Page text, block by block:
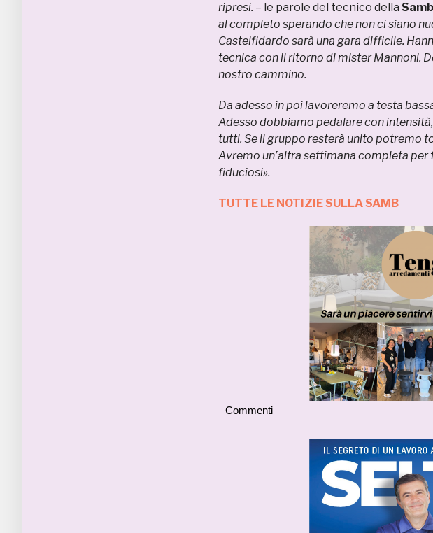
ripresi. – le parole del tecnico della Samb
al completo sperando che non ci siano
Castelfidardo sarà una gara difficile.
tecnica con il ritorno di mister Mannoni.
nostro cammino.
Da adesso in poi lavoreremo a testa
Adesso dobbiamo pedalare con
tutti. Se il gruppo resterà unito potremo
Avremo un’altra settimana completa
fiduciosi».
TUTTE LE NOTIZIE SULLA SAMB
Commenti